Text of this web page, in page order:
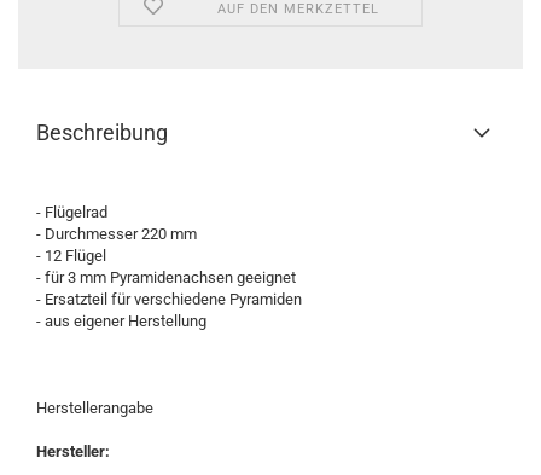
AUF DEN MERKZETTEL
Beschreibung
- Flügelrad
- Durchmesser 220 mm
- 12 Flügel
- für 3 mm Pyramidenachsen geeignet
- Ersatzteil für verschiedene Pyramiden
- aus eigener Herstellung
Herstellerangabe
Hersteller: